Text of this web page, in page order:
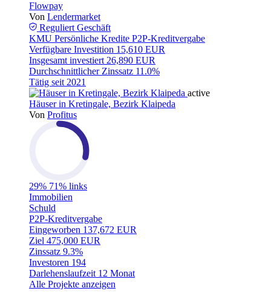
Flowpay
Von Lendermarket
Reguliert Geschäft
KMU Persönliche Kredite P2P-Kreditvergabe
Verfügbare Investition 15,610 EUR
Insgesamt investiert 26,890 EUR
Durchschnittlicher Zinssatz 11.0%
Tätig seit 2021
active
Häuser in Kretingale, Bezirk Klaipeda
Von Profitus
29% 71% links
Immobilien
Schuld
P2P-Kreditvergabe
Eingeworben 137,672 EUR
Ziel 475,000 EUR
Zinssatz 9.3%
Investoren 194
Darlehenslaufzeit 12 Monat
Alle Projekte anzeigen